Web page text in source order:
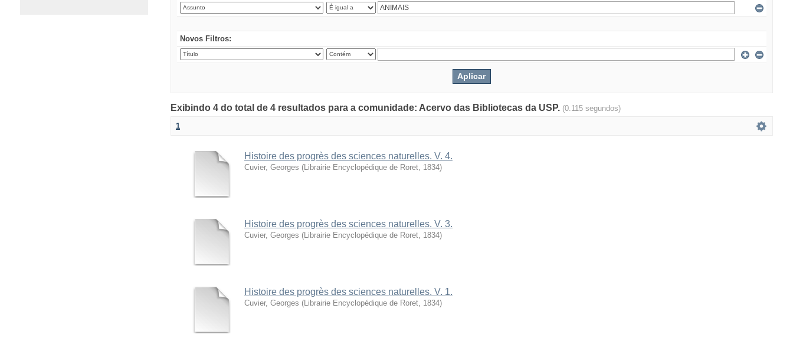
Novos Filtros:
Exibindo 4 do total de 4 resultados para a comunidade: Acervo das Bibliotecas da USP. (0.115 segundos)
1
Histoire des progrès des sciences naturelles. V. 4.
Cuvier, Georges (Librairie Encyclopédique de Roret, 1834)
Histoire des progrès des sciences naturelles. V. 3.
Cuvier, Georges (Librairie Encyclopédique de Roret, 1834)
Histoire des progrès des sciences naturelles. V. 1.
Cuvier, Georges (Librairie Encyclopédique de Roret, 1834)